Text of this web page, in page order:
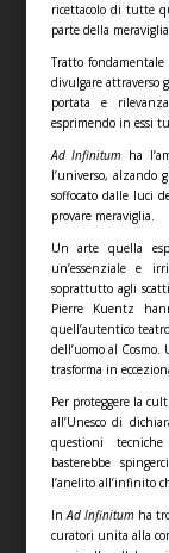
ricettacolo di tutte
parte della
Tratto
divulgare attraverso
portata e
esprimendo in essi
Ad Infinitum ha
l’universo, alzando
soffocato dalle luci
provare meraviglia.
Un arte quella
un’essenziale e
soprattutto agli
Pierre Kuentz
quell’autentico
dell’uomo al
trasforma in
Per proteggere la
all’Unesco di
questioni
basterebbe
l’anelito all’infinito
InAd Infinitumha
curatori unita alla